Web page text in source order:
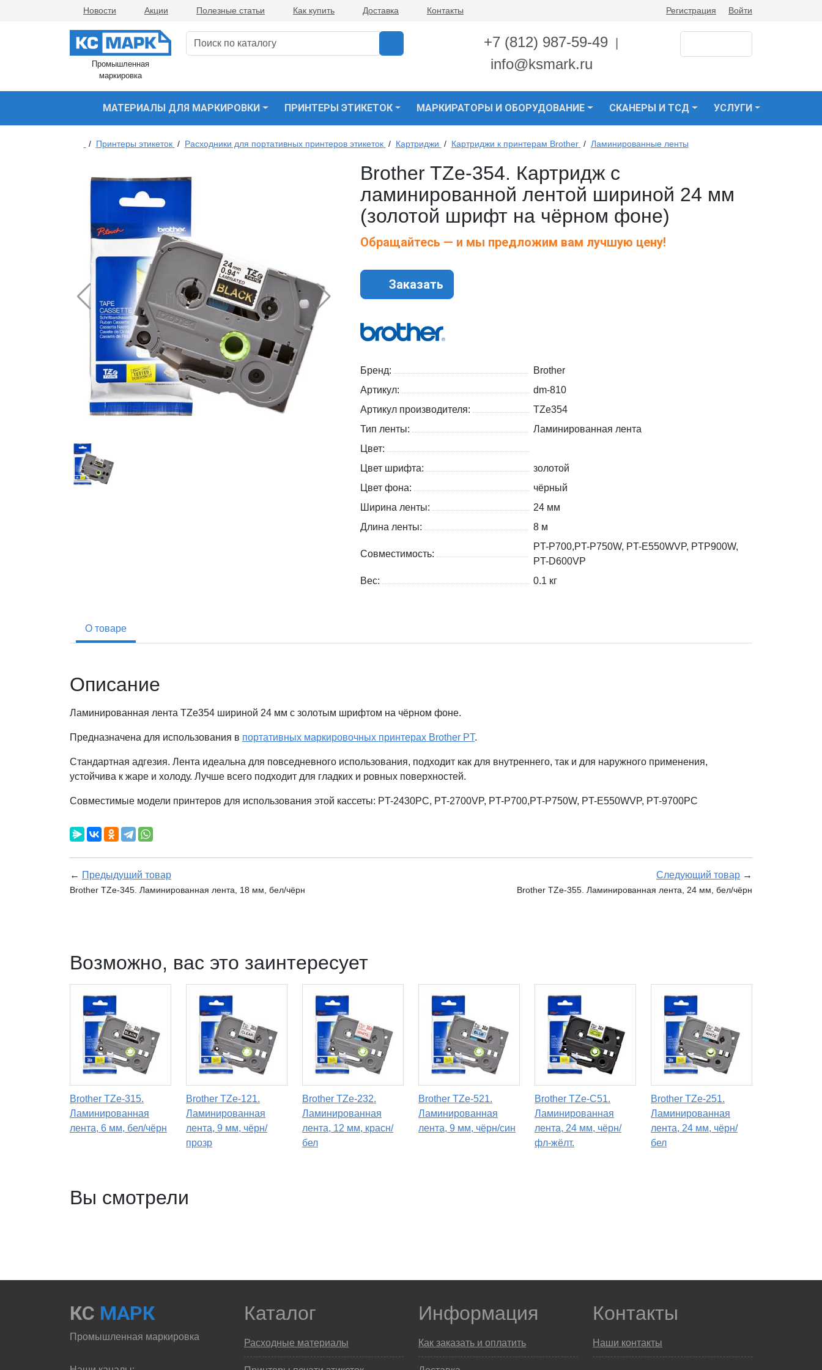
Новости Акции Полезные статьи Как купить Доставка Контакты Регистрация Войти
Промышленная
маркировка
+7 (812) 987-59-49
info@ksmark.ru
МАТЕРИАЛЫ ДЛЯ МАРКИРОВКИ ПРИНТЕРЫ ЭТИКЕТОК МАРКИРАТОРЫ И ОБОРУДОВАНИЕ СКАНЕРЫ И ТСД УСЛУГИ
/ Принтеры этикеток / Расходники для портативных принтеров этикеток / Картриджи / Картриджи к принтерам Brother / Ламинированные ленты
Brother TZe-354. Картридж с
ламинированной лентой шириной 24 мм
(золотой шрифт на чёрном фоне)
Обращайтесь — и мы предложим вам лучшую цену!
Заказать
Бренд:
Brother
Артикул:
dm-810
Артикул производителя:
TZe354
Тип ленты:
Ламинированная лента
Цвет:
Цвет шрифта:
золотой
Цвет фона:
чёрный
Ширина ленты:
24 мм
Длина ленты:
8 м
Совместимость:
PT-P700,PT-P750W, PT-E550WVP, PTP900W,
PT-D600VP
Вес:
0.1 кг
О товаре
Описание
Ламинированная лента TZe354 шириной 24 мм с золотым шрифтом на чёрном фоне.
Предназначена для использования в портативных маркировочных принтерах Brother PT.
Стандартная адгезия. Лента идеальна для повседневного использования, подходит как для внутреннего, так и для наружного применения,
устойчива к жаре и холоду. Лучше всего подходит для гладких и ровных поверхностей.
Совместимые модели принтеров для использования этой кассеты: PT-2430PC, PT-2700VP, PT-P700,PT-P750W, PT-E550WVP, PT-9700PC
← Предыдущий товар
Brother TZe-345. Ламинированная лента, 18 мм, бел/чёрн
Следующий товар →
Brother TZe-355. Ламинированная лента, 24 мм, бел/чёрн
Возможно, вас это заинтересует
Brother TZe-315.
Ламинированная
лента, 6 мм, бел/чёрн
Brother TZe-121.
Ламинированная
лента, 9 мм, чёрн/
прозр
Brother TZe-232.
Ламинированная
лента, 12 мм, красн/
бел
Brother TZe-521.
Ламинированная
лента, 9 мм, чёрн/син
Brother TZe-C51.
Ламинированная
лента, 24 мм, чёрн/
фл-жёлт.
Brother TZe-251.
Ламинированная
лента, 24 мм, чёрн/
бел
Вы смотрели
КС МАРК
Промышленная маркировка
Каталог
Расходные материалы
Информация
Как заказать и оплатить
Контакты
Наши контакты